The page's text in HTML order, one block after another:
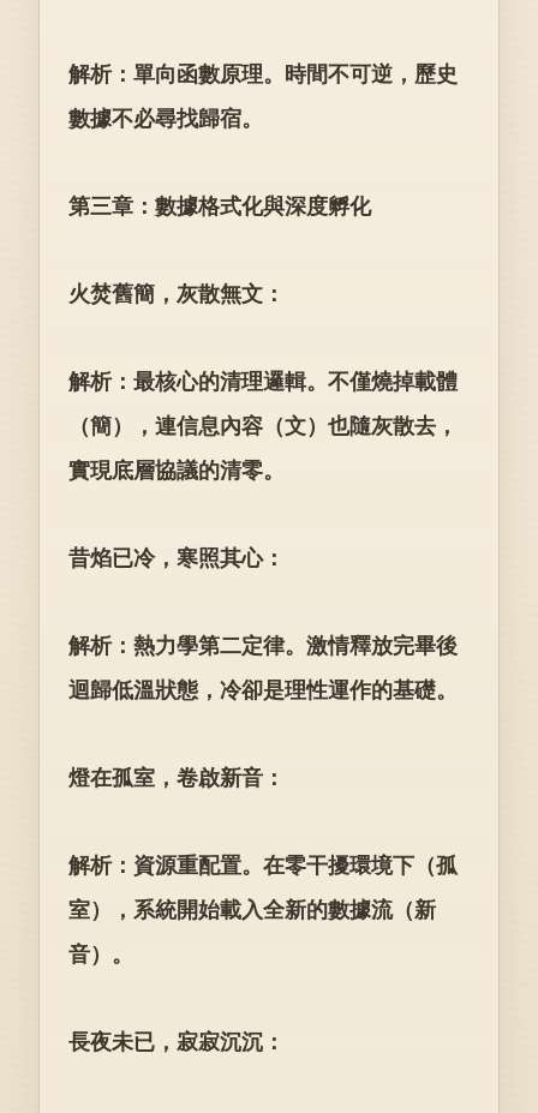
解析：單向函數原理。時間不可逆，歷史
數據不必尋找歸宿。
第三章：數據格式化與深度孵化
火焚舊簡，灰散無文：
解析：最核心的清理邏輯。不僅燒掉載體
（簡），連信息內容（文）也隨灰散去，
實現底層協議的清零。
昔焰已冷，寒照其心：
解析：熱力學第二定律。激情釋放完畢後
迴歸低溫狀態，冷卻是理性運作的基礎。
燈在孤室，卷啟新音：
解析：資源重配置。在零干擾環境下（孤
室），系統開始載入全新的數據流（新
音）。
長夜未已，寂寂沉沉：